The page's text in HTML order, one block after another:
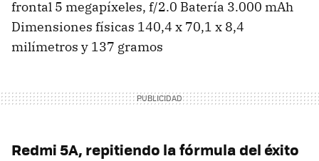
frontal 5 megapíxeles, f/2.0 Batería 3.000 mAh
Dimensiones físicas 140,4 x 70,1 x 8,4
milímetros y 137 gramos
Redmi 5A, repitiendo la fórmula del éxito